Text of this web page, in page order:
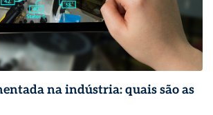
na indústria: quais são as